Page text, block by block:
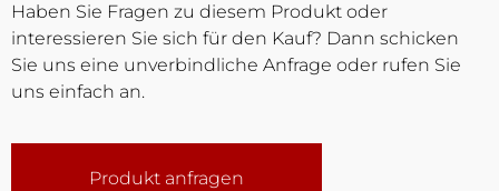
Haben Sie Fragen zu diesem Produkt oder
interessieren Sie sich für den Kauf? Dann schicken
Sie uns eine unverbindliche Anfrage oder rufen Sie
uns einfach an.
Produkt anfragen